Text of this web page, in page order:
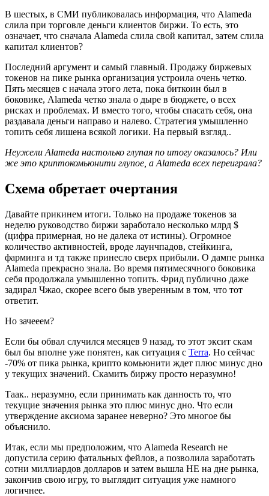
В шестых, в СМИ публиковалась информация, что Alameda
слила при торговле деньги клиентов биржи. То есть, это
означает, что сначала Alameda слила свой капитал, затем слила
капитал клиентов?
Последний аргумент и самый главный. Продажу биржевых
токенов на пике рынка организация устроила очень четко.
Пять месяцев с начала этого лета, пока биткоин был в
боковике, Alameda четко знала о дыре в бюджете, о всех
рисках и проблемах. И вместо того, чтобы спасать себя, она
раздавала деньги направо и налево. Стратегия умышленно
топить себя лишена всякой логики. На первый взгляд..
Неужели Alameda настолько глупая по итогу оказалось? Или
же это криптокомьюнити глупое, а Alameda всех переиграла?
Схема обретает очертания
Давайте прикинем итоги. Только на продаже токенов за
неделю руководство биржи заработало несколько млрд $
(цифра примерная, но не далека от истины). Огромное
количество активностей, вроде лаунчпадов, стейкинга,
фарминга и тд также принесло сверх прибыли. О дампе рынка
Alameda прекрасно знала. Во время пятимесячного боковика
себя продолжала умышленно топить. Фрид публично даже
задирал Чжао, скорее всего быв уверенным в том, что тот
ответит.
Но зачееем?
Если бы обвал случился месяцев 9 назад, то этот эксит скам
был бы вполне уже понятен, как ситуация с Terra. Но сейчас
-70% от пика рынка, крипто комьюнити ждет плюс минус дно
у текущих значений. Скамить биржу просто неразумно!
Таак.. неразумно, если принимать как данность то, что
текущие значения рынка это плюс минус дно. Что если
утверждение аксиома заранее неверно? Это многое бы
объяснило.
Итак, если мы предположим, что Alameda Research не
допустила серию фатальных фейлов, а позволила заработать
сотни миллиардов долларов и затем вышла НЕ на дне рынка,
закончив свою игру, то выглядит ситуация уже намного
логичнее.